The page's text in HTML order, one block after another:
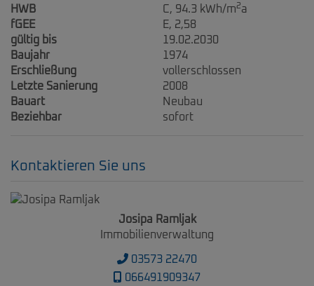
HWB
C, 94.3 kWh/m2a
fGEE
E, 2,58
gültig bis
19.02.2030
Baujahr
1974
Erschließung
vollerschlossen
Letzte Sanierung
2008
Bauart
Neubau
Beziehbar
sofort
Kontaktieren Sie uns
Josipa Ramljak
Immobilienverwaltung
03573 22470
066491909347